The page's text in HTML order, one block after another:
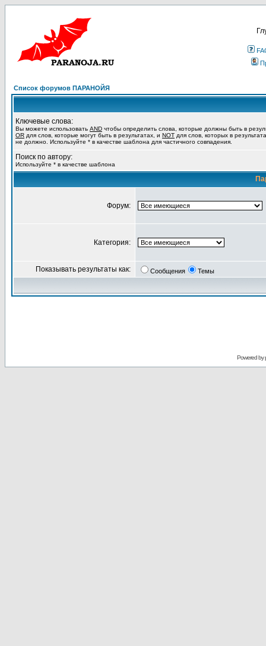
Список форумов ПАРАНОЙЯ
Ключевые слова:
Вы можете использовать AND чтобы определить слова, которые должны быть в
OR для слов, которые могут быть в результатах, и NOT для слов, которых в
не должно. Используйте * в качестве шаблона для частичного совпадения.
Поиск по автору:
Используйте * в качестве шаблона
Форум:
Категория:
Показывать результаты как: Сообщения Темы
Powered by